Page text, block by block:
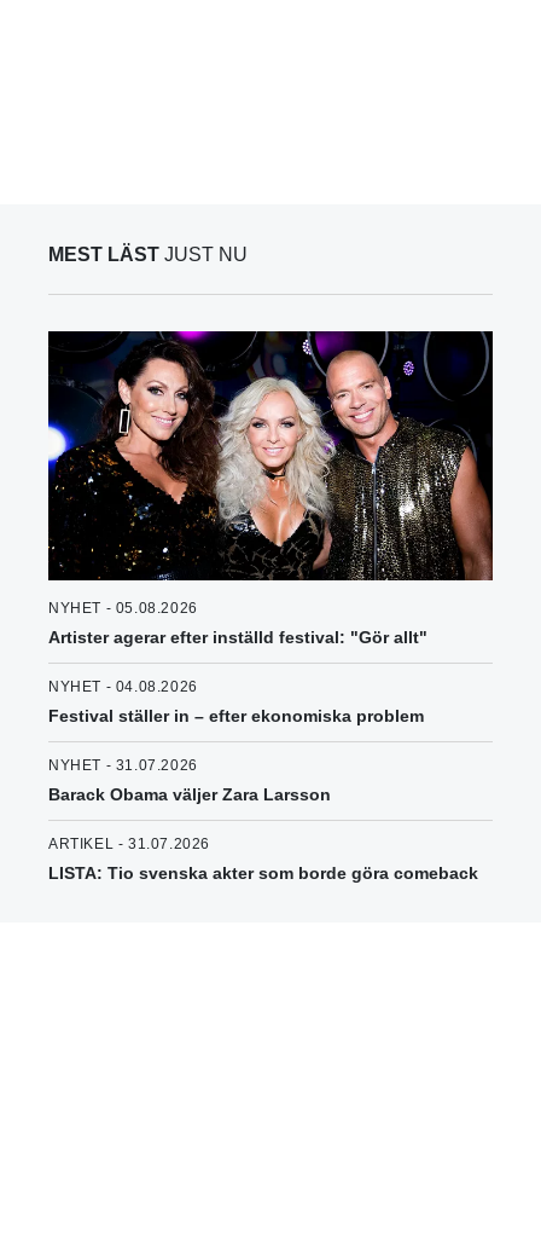
MEST LÄST JUST NU
NYHET - 05.08.2026
Artister agerar efter inställd festival: "Gör allt"
NYHET - 04.08.2026
Festival ställer in – efter ekonomiska problem
NYHET - 31.07.2026
Barack Obama väljer Zara Larsson
ARTIKEL - 31.07.2026
LISTA: Tio svenska akter som borde göra comeback